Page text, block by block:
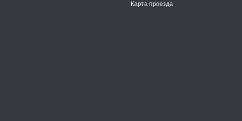
Карта проезда